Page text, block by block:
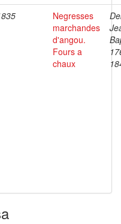
Negresses
marchandes
d'angou.
Fours a
chaux